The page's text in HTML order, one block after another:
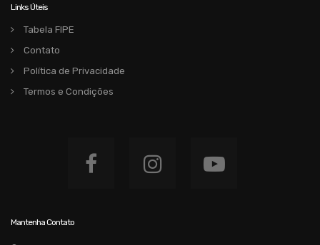
Links Úteis
Tabela FIPE
Contato
Política de Privacidade
Termos e Condições
Mantenha Contato